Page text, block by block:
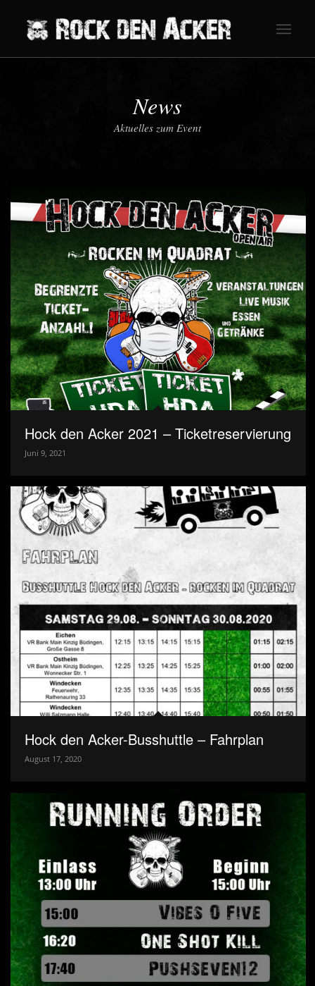
News
Aktuelles zum Event
Hock den Acker 2021 – Ticketreservierung
Juni 9, 2021
Hock den Acker-Busshuttle – Fahrplan
August 17, 2020